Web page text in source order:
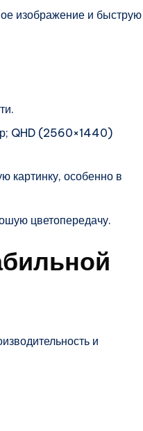
изображение и быструю
QHD (2560×1440)
картинку, особенно в
цветопередачу.
и